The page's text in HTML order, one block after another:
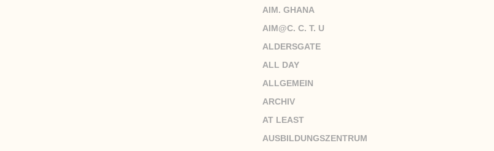
AIM. GHANA
AIM@C. C. T. U
ALDERSGATE
ALL DAY
ALLGEMEIN
ARCHIV
AT LEAST
AUSBILDUNGSZENTRUM